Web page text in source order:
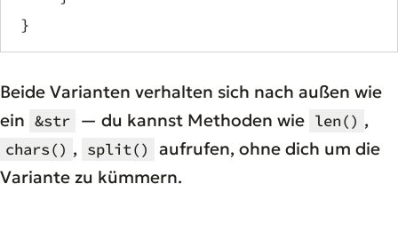
}
Beide Varianten verhalten sich nach außen wie
ein &str — du kannst Methoden wie len() ,
chars() , split()
aufrufen, ohne dich um die
Variante zu kümmern.